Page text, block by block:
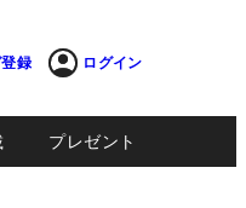
録 ログイン
プレゼント